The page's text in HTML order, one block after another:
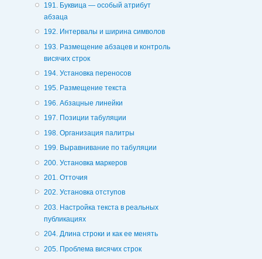
191. Буквица — особый атрибут
абзаца
192. Интервалы и ширина символов
193. Размещение абзацев и контроль
висячих строк
194. Установка переносов
195. Размещение текста
196. Абзацные линейки
197. Позиции табуляции
198. Организация палитры
199. Выравнивание по табуляции
200. Установка маркеров
201. Отточия
202. Установка отступов
203. Настройка текста в реальных
публикациях
204. Длина строки и как ее менять
205. Проблема висячих строк